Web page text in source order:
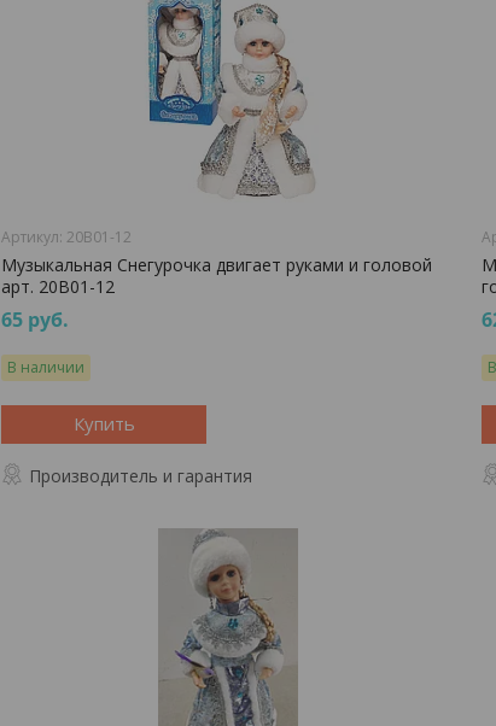
20B01-12
Музыкальная Снегурочка двигает руками и головой
арт. 20B01-12
65 руб.
В наличии
Купить
Производитель и гарантия